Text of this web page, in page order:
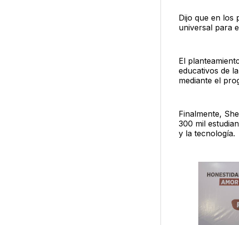
Dijo que en los
universal para
El
educativos de
mediante el
Finalmente,
300 mil
y la tecnología.